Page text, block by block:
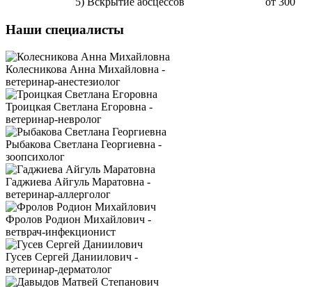
Наши специалисты
Колесникова Анна Михайловна -
ветеринар-анестезиолог
Троицкая Светлана Егоровна -
ветеринар-невролог
Рыбакова Светлана Георгиевна -
зоопсихолог
Гаджиева Айгуль Маратовна -
ветеринар-аллерголог
Фролов Родион Михайлович -
ветврач-инфекционист
Гусев Сергей Даниилович -
ветеринар-дерматолог